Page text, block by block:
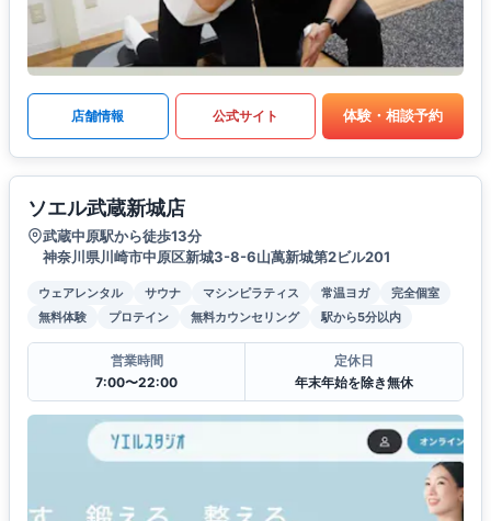
店舗情報 公式サイト 体験・相談予約
ソエル武蔵新城店
武蔵中原駅から徒歩13分
神奈川県川崎市中原区新城3-8-6山萬新城第2ビル201
ウェアレンタル サウナ マシンピラティス 常温ヨガ
完全個室
無料体験
プロテイン 無料カウンセリング 駅から5分以内
営業時間
7:00〜22:00
定休日
年末年始を除き無休